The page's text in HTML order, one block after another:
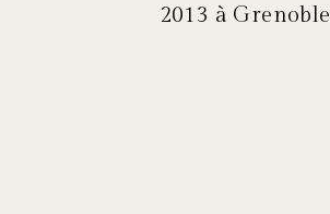
2013 à Grenoble